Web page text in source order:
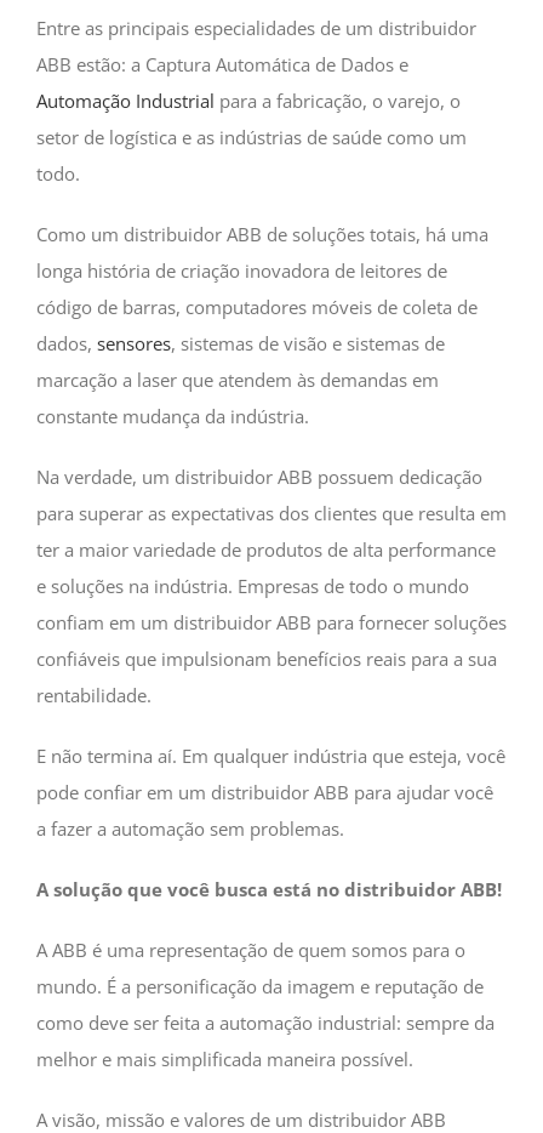
Entre as principais especialidades de um distribuidor
ABB estão: a Captura Automática de Dados e
Automação Industrial para a fabricação, o varejo, o
setor de logística e as indústrias de saúde como um
todo.
Como um distribuidor ABB de soluções totais, há uma
longa história de criação inovadora de leitores de
código de barras, computadores móveis de coleta de
dados, sensores, sistemas de visão e sistemas de
marcação a laser que atendem às demandas em
constante mudança da indústria.
Na verdade, um distribuidor ABB possuem dedicação
para superar as expectativas dos clientes que resulta em
ter a maior variedade de produtos de alta performance
e soluções na indústria. Empresas de todo o mundo
confiam em um distribuidor ABB para fornecer soluções
confiáveis que impulsionam benefícios reais para a sua
rentabilidade.
E não termina aí. Em qualquer indústria que esteja, você
pode confiar em um distribuidor ABB para ajudar você
a fazer a automação sem problemas.
A solução que você busca está no distribuidor ABB!
A ABB é uma representação de quem somos para o
mundo. É a personificação da imagem e reputação de
como deve ser feita a automação industrial: sempre da
melhor e mais simplificada maneira possível.
A visão, missão e valores de um distribuidor ABB